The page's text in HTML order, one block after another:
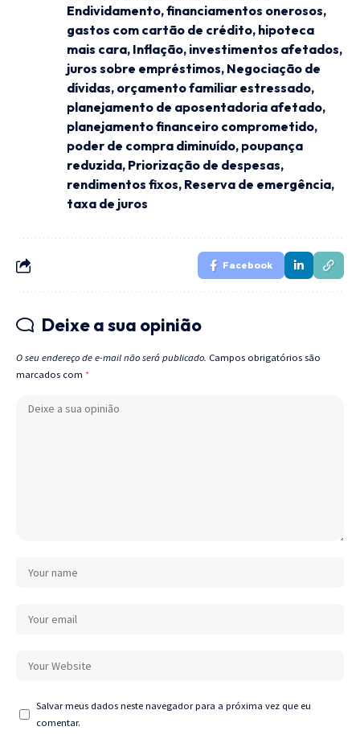
Endividamento,financiamentos onerosos,
gastos com cartão de crédito, hipoteca
mais cara, Inflação, investimentos afetados,
juros sobre empréstimos, Negociação de
dívidas, orçamento familiar estressado,
planejamento de aposentadoria afetado,
planejamento financeiro comprometido,
poder de compra diminuído, poupança
reduzida, Priorização de despesas,
rendimentos fixos, Reserva de emergência,
taxa de juros
Facebook
Deixe a sua opinião
O seu endereço de e-mail não será publicado. Campos obrigatórios são
marcados com *
Salvar meus dados neste navegador para a próxima vez que eu
comentar.